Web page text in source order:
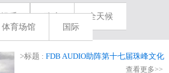
>标题:FDB AUDIO助阵第十七
>标题:fdB爱高音响惊喜亮相，
娱乐 政企
全天候
体育场馆
国际
>标题 : FDB AUDIO助阵第十七届珠峰文化
查看更多>>